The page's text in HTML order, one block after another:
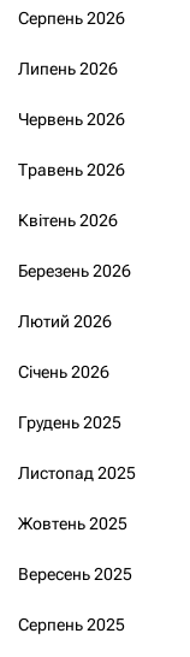
Серпень 2026
Липень 2026
Червень 2026
Травень 2026
Квітень 2026
Березень 2026
Лютий 2026
Січень 2026
Грудень 2025
Листопад 2025
Жовтень 2025
Вересень 2025
Серпень 2025